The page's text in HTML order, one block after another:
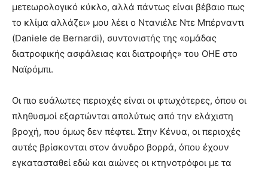
μετεωρολογικό κύκλο, αλλά πάντως είναι βέβαιο πως
το κλίμα αλλάζει» μου λέει ο Ντανιέλε Ντε Μπέρναντι
(Daniele de Bernardi), συντονιστής της «ομάδας
διατροφικής ασφάλειας και διατροφής» του ΟΗΕ στο
Ναϊρόμπι.
Οι πιο ευάλωτες περιοχές είναι οι φτωχότερες, όπου οι
πληθυσμοί εξαρτώνται απολύτως από την ελάχιστη
βροχή, που όμως δεν πέφτει. Στην Κένυα, οι περιοχές
αυτές βρίσκονται στον άνυδρο βορρά, όπου έχουν
εγκατασταθεί εδώ και αιώνες οι κτηνοτρόφοι με τα